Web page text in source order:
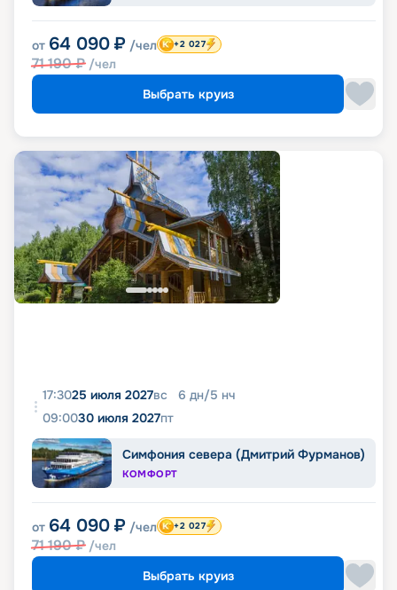
от 64 090 ₽ /чел
71 190₽ /чел
+2 027
Выбрать круиз
17:3025 июля 2027вс 6 дн/5 нч
09:0030 июля 2027пт
Симфония севера (Дмитрий Фурманов)
КОМФОРТ
от 64 090 ₽ /чел
71 190₽ /чел
+2 027
Выбрать круиз